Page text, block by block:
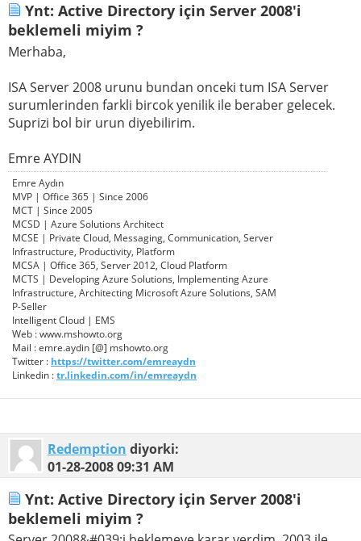
Ynt: Active Directory için Server 2008'i
beklemeli miyim ?
Merhaba,
ISA Server 2008 urunu bundan onceki tum ISA Server
surumlerinden farkli bircok yenilik ile beraber gelecek.
Suprizi bol bir urun diyebilirim.
Emre AYDIN
Emre Aydın
MVP | Office 365 | Since 2006
MCT | Since 2005
MCSD | Azure Solutions Architect
MCSE | Private Cloud, Messaging, Communication, Server
Infrastructure, Productivity, Platform
MCSA | Office 365, Server 2012, Cloud Platform
MCTS | Developing Azure Solutions, Implementing Azure
Infrastructure, Architecting Microsoft Azure Solutions, SAM
P-Seller
Intelligent Cloud | EMS
Web : www.mshowto.org
Mail : emre.aydin [@] mshowto.org
Twitter : https://twitter.com/emreaydn
Linkedin :tr.linkedin.com/in/emreaydn
Redemption diyorki:
01-28-200809:31 AM
Ynt: Active Directory için Server 2008'i
beklemeli miyim ?